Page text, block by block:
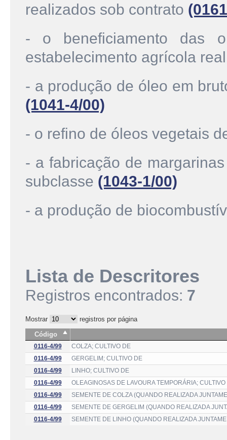
realizados sob contrato
- o beneficiamento das
estabelecimento agrícola
- a produção de óleo em
(1041-4/00)
- o refino de óleos vegetais
- a fabricação de
subclasse (1043-1/00)
- a produção de
Lista de Descritores
Registros encontrados: 7
Mostrar
registros por página
Código
0116-4/99
COLZA; CULTIVO DE
0116-4/99
GERGELIM; CULTIVO DE
0116-4/99
LINHO; CULTIVO DE
0116-4/99
OLEAGINOSAS DE LAVOURA TEMPORÁRIA; CULTIVO
0116-4/99
SEMENTE DE COLZA (QUANDO REALIZADA
0116-4/99
SEMENTE DE GERGELIM (QUANDO REALIZADA
0116-4/99
SEMENTE DE LINHO (QUANDO REALIZADA